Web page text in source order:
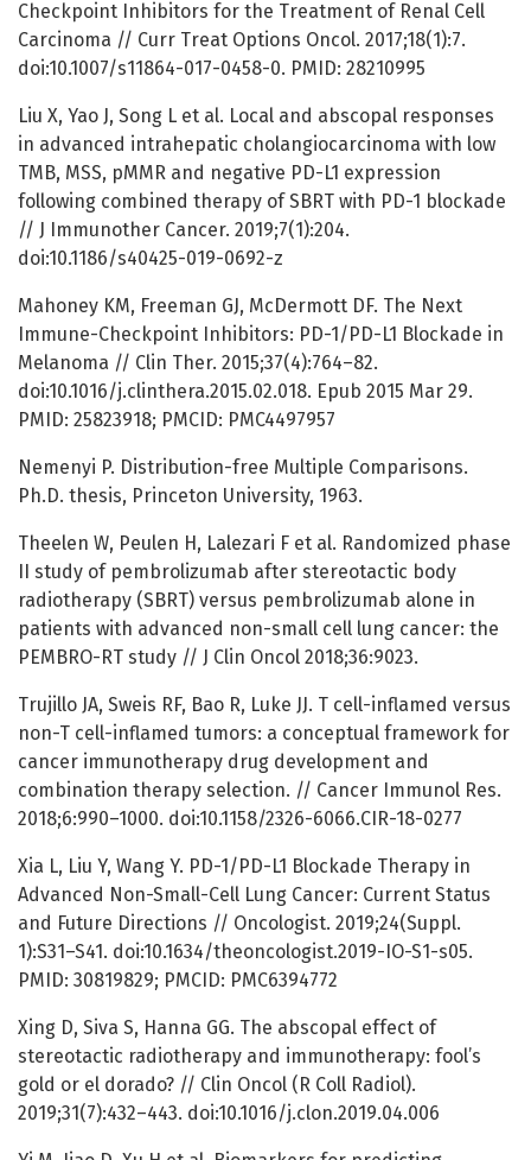
Checkpoint Inhibitors for the Treatment of Renal Cell
Carcinoma // Curr Treat Options Oncol. 2017;18(1):7.
doi:10.1007/s11864-017-0458-0. PMID: 28210995
Liu X, Yao J, Song L et al. Local and abscopal responses
in advanced intrahepatic cholangiocarcinoma with low
TMB, MSS, pMMR and negative PD-L1 expression
following combined therapy of SBRT with PD-1 blockade
// J Immunother Cancer. 2019;7(1):204.
doi:10.1186/s40425-019-0692-z
Mahoney KM, Freeman GJ, McDermott DF. The Next
Immune-Checkpoint Inhibitors: PD-1/PD-L1 Blockade in
Melanoma // Clin Ther. 2015;37(4):764–82.
doi:10.1016/j.clinthera.2015.02.018. Epub 2015 Mar 29.
PMID: 25823918; PMCID: PMC4497957
Nemenyi P. Distribution-free Multiple Comparisons.
Ph.D. thesis, Princeton University, 1963.
Theelen W, Peulen H, Lalezari F et al. Randomized phase
II study of pembrolizumab after stereotactic body
radiotherapy (SBRT) versus pembrolizumab alone in
patients with advanced non-small cell lung cancer: the
PEMBRO-RT study // J Clin Oncol 2018;36:9023.
Trujillo JA, Sweis RF, Bao R, Luke JJ. T cell-inflamed versus
non-T cell-inflamed tumors: a conceptual framework for
cancer immunotherapy drug development and
combination therapy selection. // Cancer Immunol Res.
2018;6:990–1000. doi:10.1158/2326-6066.CIR-18-0277
Xia L, Liu Y, Wang Y. PD-1/PD-L1 Blockade Therapy in
Advanced Non-Small-Cell Lung Cancer: Current Status
and Future Directions // Oncologist. 2019;24(Suppl.
1):S31–S41. doi:10.1634/theoncologist.2019-IO-S1-s05.
PMID: 30819829; PMCID: PMC6394772
Xing D, Siva S, Hanna GG. The abscopal effect of
stereotactic radiotherapy and immunotherapy: fool’s
gold or el dorado? // Clin Oncol (R Coll Radiol).
2019;31(7):432–443. doi:10.1016/j.clon.2019.04.006